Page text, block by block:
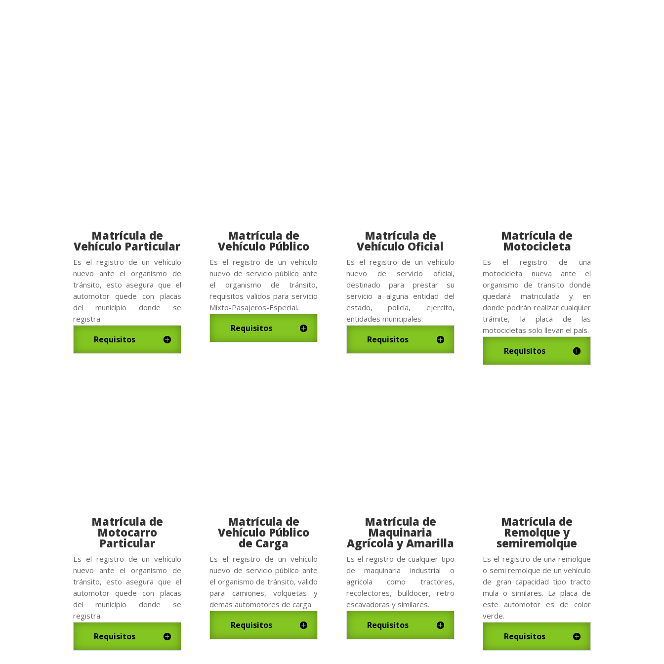
Matrícula de
Vehículo Particular
Es el registro de un vehículo
nuevo ante el organismo de
tránsito, esto asegura que el
automotor quede con placas
del municipio donde se
registra.
Requisitos
Matrícula de
Vehículo Público
Es el registro de un vehículo
nuevo de servicio público ante
el organismo de tránsito,
requisitos validos para servicio
Mixto-Pasajeros-Especial.
Requisitos
Matrícula de
Vehículo Oficial
Es el registro de un vehículo
nuevo de servicio oficial,
destinado para prestar su
servicio a alguna entidad del
estado, policía, ejercito,
entidades municipales.
Requisitos
Matrícula de
Motocicleta
Es el registro de una
motocicleta nueva ante el
organismo de transito donde
quedará matriculada y en
donde podrán realizar cualquier
trámite, la placa de las
motocicletas solo llevan el país.
Requisitos
Matrícula de
Motocarro
Particular
Es el registro de un vehículo
nuevo ante el organismo de
tránsito, esto asegura que el
automotor quede con placas
del municipio donde se
registra.
Requisitos
Matrícula de
Vehículo Público
de Carga
Es el registro de un vehículo
nuevo de servicio público ante
el organismo de tránsito, valido
para camiones, volquetas y
demás automotores de carga.
Requisitos
Matrícula de
Maquinaria
Agrícola y Amarilla
Es el registro de cualquier tipo
de maquinaria industrial o
agricola como tractores,
recolectores, bulldocer, retro
escavadoras y similares.
Requisitos
Matrícula de
Remolque y
semiremolque
Es el registro de una remolque
o semi remolque de un vehículo
de gran capacidad tipo tracto
mula o similares. La placa de
este automotor es de color
verde.
Requisitos